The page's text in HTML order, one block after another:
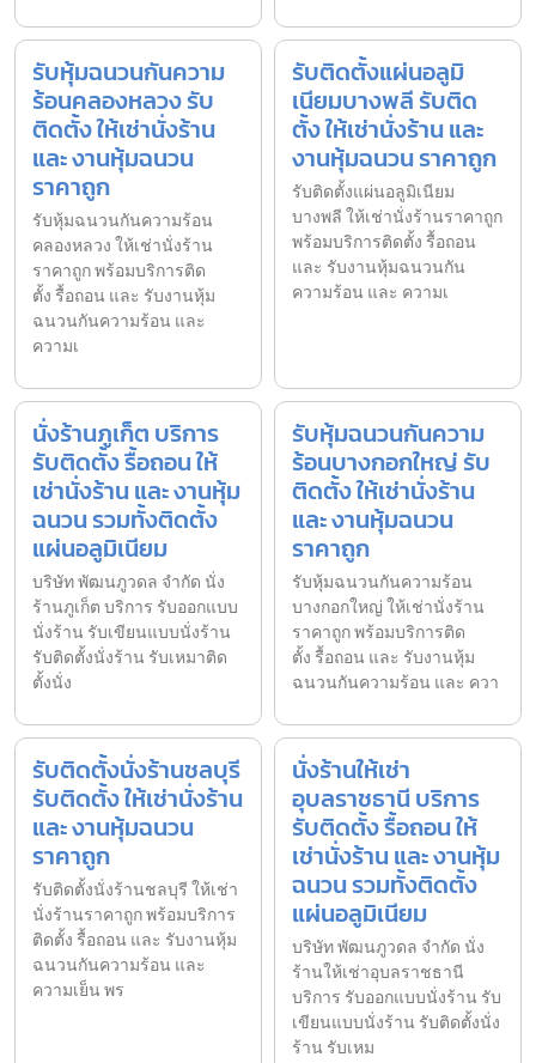
รับหุ้มฉนวนกันความ
ร้อนคลองหลวง รับ
ติดตั้ง ให้เช่านั่งร้าน
และ งานหุ้มฉนวน
ราคาถูก
รับหุ้มฉนวนกันความร้อน
คลองหลวง ให้เช่านั่งร้าน
ราคาถูก พร้อมบริการติด
ตั้ง รื้อถอน และ รับงานหุ้ม
ฉนวนกันความร้อน และ
ความเ
รับติดตั้งแผ่นอลูมิ
เนียมบางพลี รับติด
ตั้ง ให้เช่านั่งร้าน และ
งานหุ้มฉนวน ราคาถูก
รับติดตั้งแผ่นอลูมิเนียม
บางพลี ให้เช่านั่งร้านราคาถูก
พร้อมบริการติดตั้ง รื้อถอน
และ รับงานหุ้มฉนวนกัน
ความร้อน และ ความเ
นั่งร้านภูเก็ต บริการ
รับติดตั้ง รื้อถอน ให้
เช่านั่งร้าน และ งานหุ้ม
ฉนวน รวมทั้งติดตั้ง
แผ่นอลูมิเนียม
บริษัท พัฒนภูวดล จำกัด นั่ง
ร้านภูเก็ต บริการ รับออกแบบ
นั่งร้าน รับเขียนแบบนั่งร้าน
รับติดตั้งนั่งร้าน รับเหมาติด
ตั้งนั่ง
รับหุ้มฉนวนกันความ
ร้อนบางกอกใหญ่ รับ
ติดตั้ง ให้เช่านั่งร้าน
และ งานหุ้มฉนวน
ราคาถูก
รับหุ้มฉนวนกันความร้อน
บางกอกใหญ่ ให้เช่านั่งร้าน
ราคาถูก พร้อมบริการติด
ตั้ง รื้อถอน และ รับงานหุ้ม
ฉนวนกันความร้อน และ ควา
รับติดตั้งนั่งร้านชลบุรี
รับติดตั้ง ให้เช่านั่งร้าน
และ งานหุ้มฉนวน
ราคาถูก
รับติดตั้งนั่งร้านชลบุรี ให้เช่า
นั่งร้านราคาถูก พร้อมบริการ
ติดตั้ง รื้อถอน และ รับงานหุ้ม
ฉนวนกันความร้อน และ
ความเย็น พร
นั่งร้านให้เช่า
อุบลราชธานี บริการ
รับติดตั้ง รื้อถอน ให้
เช่านั่งร้าน และ งานหุ้ม
ฉนวน รวมทั้งติดตั้ง
แผ่นอลูมิเนียม
บริษัท พัฒนภูวดล จำกัด นั่ง
ร้านให้เช่าอุบลราชธานี
บริการ รับออกแบบนั่งร้าน รับ
เขียนแบบนั่งร้าน รับติดตั้งนั่ง
ร้าน รับเหม